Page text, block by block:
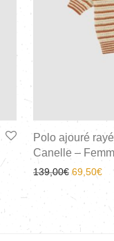
Polo ajouré
Canelle –
139,00€ 69,50€